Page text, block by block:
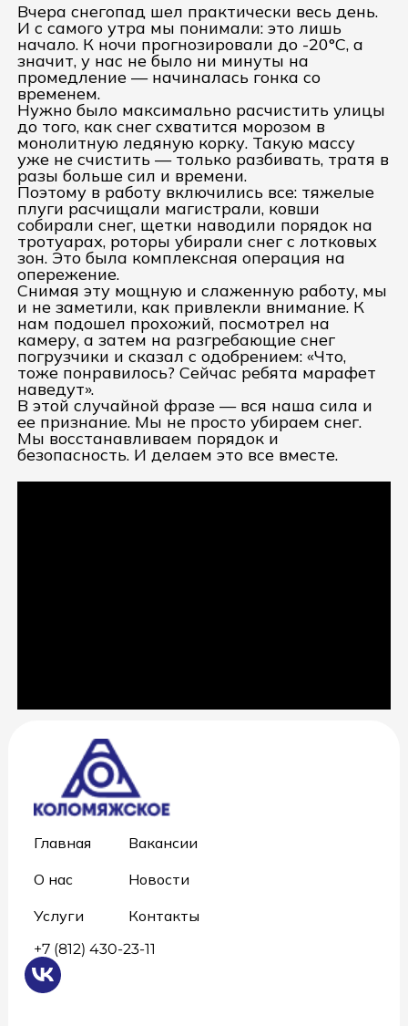
Вчера снегопад шел практически весь день.
И с самого утра мы понимали: это лишь
начало. К ночи прогнозировали до -20°C, а
значит, у нас не было ни минуты на
промедление — начиналась гонка со
временем.
Нужно было максимально расчистить улицы
до того, как снег схватится морозом в
монолитную ледяную корку. Такую массу
уже не счистить — только разбивать, тратя в
разы больше сил и времени.
Поэтому в работу включились все: тяжелые
плуги расчищали магистрали, ковши
собирали снег, щетки наводили порядок на
тротуарах, роторы убирали снегс лотковых
зон. Это была комплексная операция на
опережение.
Снимая эту мощную и слаженную работу, мы
и не заметили, как привлекли внимание. К
нам подошел прохожий, посмотрел на
камеру, а затем на разгребающие снег
погрузчики и сказал с одобрением: «Что,
тоже понравилось? Сейчас ребята марафет
наведут».
В этой случайной фразе — вся наша сила и
ее признание. Мы не просто убираем снег.
Мы восстанавливаем порядок и
безопасность. И делаем это все вместе.
Главная
О нас
Услуги
Вакансии
Новости
Контакты
+7 (812) 430-23-11